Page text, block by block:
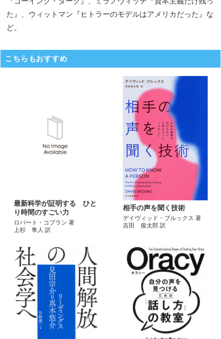
た』、ウィットマン『ヒトラーのモデルはアメリカだった』な
ど。
こちらもおすすめ
最新科学が証明する ひと
り時間のすごい力
ロバート・コプラン 著
上杉 隼人 訳
相手の声を聞く技術
デイヴィッド・ブルックス 著
吉田 俊太郎 訳